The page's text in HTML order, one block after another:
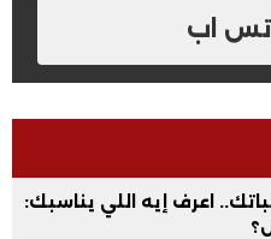
اب
اعرف إيه اللي يناسبك: